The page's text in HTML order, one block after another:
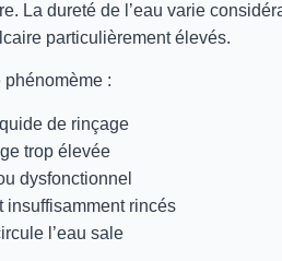
La dureté de l’eau varie
particulièrement élevés.
phénomème :
de rinçage
trop élevée
dysfonctionnel
insuffisamment rincés
l’eau sale